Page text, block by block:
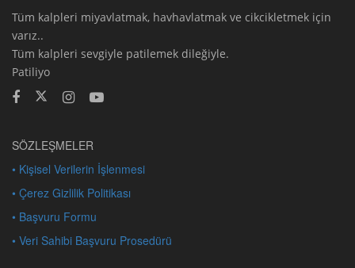
Tüm kalpleri miyavlatmak, havhavlatmak ve cikcikletmek için
varız..
Tüm kalpleri sevgiyle patilemek dileğiyle.
Patiliyo
SÖZLEŞMELER
• Kişisel Verilerin İşlenmesi
• Çerez Gizlilik Politikası
• Başvuru Formu
• Veri Sahibi Başvuru Prosedürü